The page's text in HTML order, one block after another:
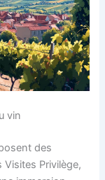
vin
des
Privilège,